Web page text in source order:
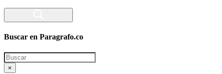
Buscar en Paragrafo.co
Search
×